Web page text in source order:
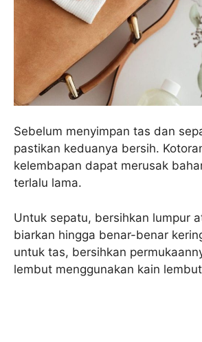
Sebelum menyimpan tas dan
pastikan keduanya bersih.
kelembapan dapat merusak
terlalu lama.
Untuk sepatu, bersihkan lumpur
biarkan hingga benar-benar
untuk tas, bersihkan
lembut menggunakan kain